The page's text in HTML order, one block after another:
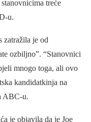
treće
u.
zatražila je od
ozbiljno”. “Stanovnici
mnogo toga, ali ovo
kandidatkinja na
ABC-u.
je objavila da je Joe